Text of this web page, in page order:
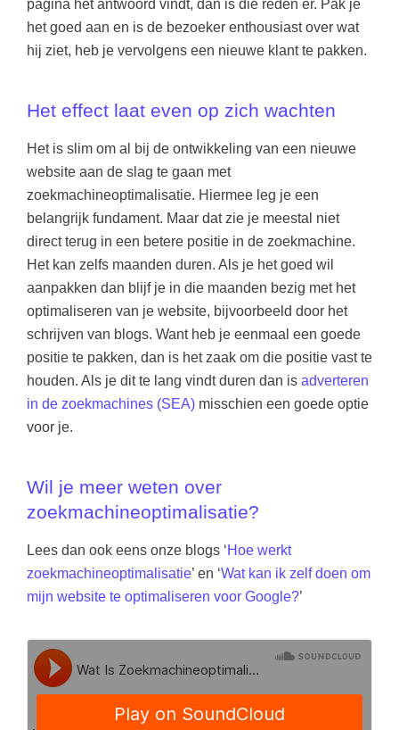
pagina het antwoord vindt, dan is die reden er. Pak je
het goed aan en is de bezoeker enthousiast over wat
hij ziet, heb je vervolgens een nieuwe klant te pakken.
Het effect laat even op zich wachten
Het is slim om al bij de ontwikkeling van een nieuwe
website aan de slag te gaan met
zoekmachineoptimalisatie. Hiermee leg je een
belangrijk fundament. Maar dat zie je meestal niet
direct terug in een betere positie in de zoekmachine.
Het kan zelfs maanden duren. Als je het goed wil
aanpakken dan blijf je in die maanden bezig met het
optimaliseren van je website, bijvoorbeeld door het
schrijven van blogs. Want heb je eenmaal een goede
positie te pakken, dan is het zaak om die positie vast te
houden. Als je dit te lang vindt duren dan is adverteren
in de zoekmachines (SEA) misschien een goede optie
voor je.
Wil je meer weten over
zoekmachineoptimalisatie?
Lees dan ook eens onze blogs ‘Hoe werkt
zoekmachineoptimalisatie’ en ‘Wat kan ik zelf doen om
mijn website te optimaliseren voor Google?’